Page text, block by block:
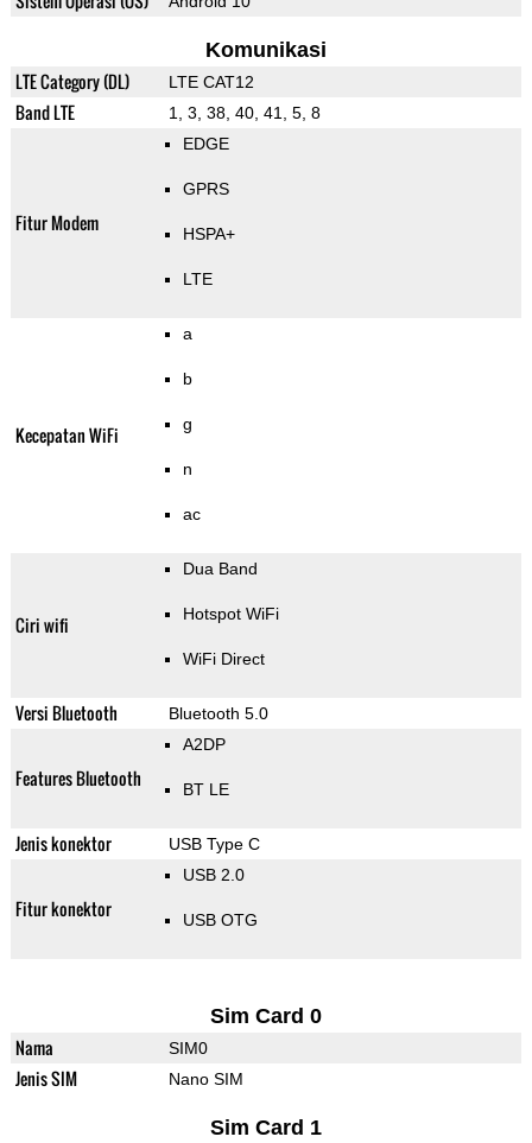
Komunikasi
LTE Category (DL) LTE CAT12
Band LTE 1, 3, 38, 40, 41, 5, 8
Fitur Modem
EDGE
GPRS
HSPA+
LTE
Kecepatan WiFi
a
b
g
n
ac
Ciri wifi
Dua Band
Hotspot WiFi
WiFi Direct
Versi Bluetooth Bluetooth 5.0
Features Bluetooth
A2DP
BT LE
Jenis konektor USB Type C
Fitur konektor
USB 2.0
USB OTG
Sim Card 0
Nama SIM0
Jenis SIM Nano SIM
Sim Card 1